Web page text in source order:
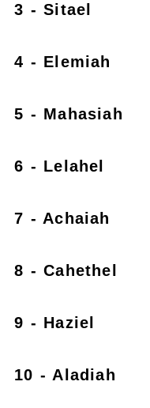
3 - Sitael
4 - Elemiah
5 - Mahasiah
6 - Lelahel
7 - Achaiah
8 - Cahethel
9 - Haziel
10 - Aladiah